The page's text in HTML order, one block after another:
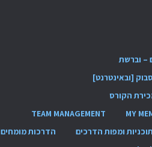
MY
TEAM MANAGEMENT
ומפות הדרכים
הדרכות מומחים